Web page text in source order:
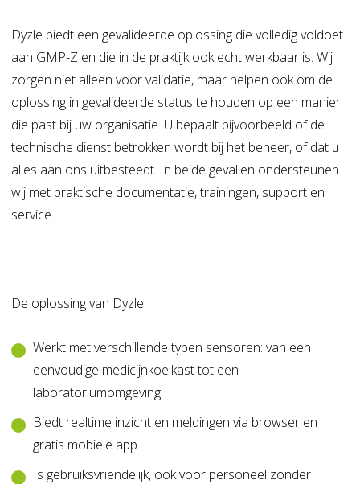
Dyzle biedt een gevalideerde oplossing die volledig voldoet
aan GMP-Z en die in de praktijk ook echt werkbaar is. Wij
zorgen niet alleen voor validatie, maar helpen ook om de
oplossing in gevalideerde status te houden op een manier
die past bij uw organisatie. U bepaalt bijvoorbeeld of de
technische dienst betrokken wordt bij het beheer, of dat u
alles aan ons uitbesteedt. In beide gevallen ondersteunen
wij met praktische documentatie, trainingen, support en
service.
De oplossing van Dyzle:
Werkt met verschillende typen sensoren: van een
eenvoudige medicijnkoelkast tot een
laboratoriumomgeving
Biedt realtime inzicht en meldingen via browser en
gratis mobiele app
Is gebruiksvriendelijk, ook voor personeel zonder